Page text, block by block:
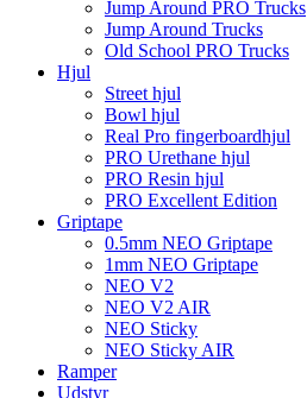
Jump Around PRO Trucks
Jump Around Trucks
Old School PRO Trucks
Hjul
Street hjul
Bowl hjul
Real Pro fingerboardhjul
PRO Urethane hjul
PRO Resin hjul
PRO Excellent Edition
Griptape
0.5mm NEO Griptape
1mm NEO Griptape
NEO V2
NEO V2 AIR
NEO Sticky
NEO Sticky AIR
Ramper
Udstyr